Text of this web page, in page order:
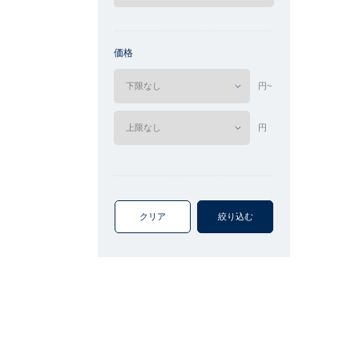
価格
円~
円
クリア 絞り込む